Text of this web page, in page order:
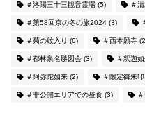
＃洛陽三十三観音霊場(5) ＃
＃第58回京の冬の旅2024(3)
＃菊の紋入り (6) ＃西本願寺
＃都林泉名勝図会(3) ＃釈迦
＃阿弥陀如来(2) ＃限定御朱印
＃非公開エリアでの昼食(3)